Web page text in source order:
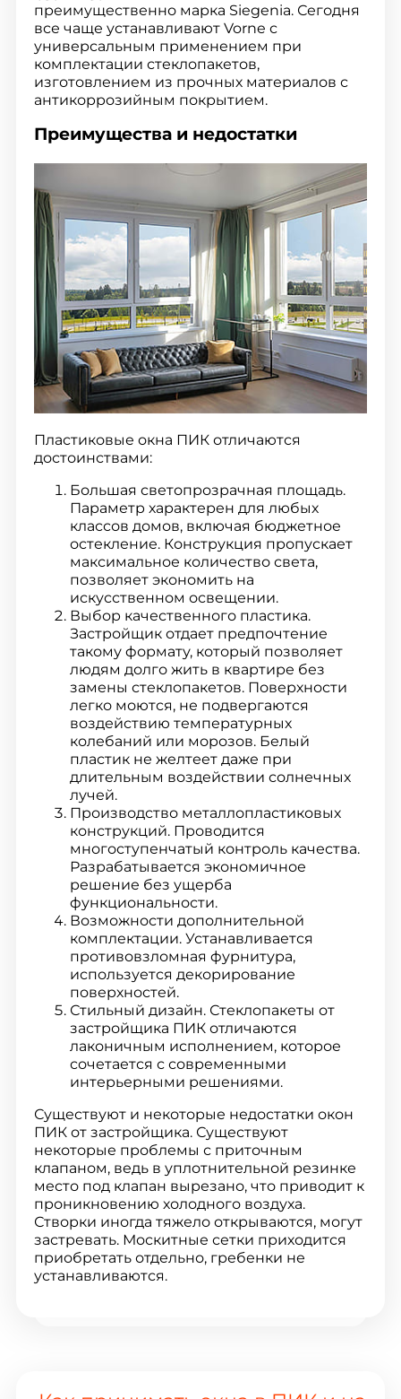
преимущественно марка Siegenia. Сегодня
все чаще устанавливают Vorne с
универсальным применением при
комплектации стеклопакетов,
изготовлением из прочных материалов с
антикоррозийным покрытием.
Преимущества и недостатки
Пластиковые окна ПИК отличаются
достоинствами:
Большая светопрозрачная площадь.
Параметр характерен для любых
классов домов, включая бюджетное
остекление. Конструкция пропускает
максимальное количество света,
позволяет экономить на
искусственном освещении.
Выбор качественного пластика.
Застройщик отдает предпочтение
такому формату, который позволяет
людям долго жить в квартире без
замены стеклопакетов. Поверхности
легко моются, не подвергаются
воздействию температурных
колебаний или морозов. Белый
пластик не желтеет даже при
длительным воздействии солнечных
лучей.
Производство металлопластиковых
конструкций. Проводится
многоступенчатый контроль качества.
Разрабатывается экономичное
решение без ущерба
функциональности.
Возможности дополнительной
комплектации. Устанавливается
противовзломная фурнитура,
используется декорирование
поверхностей.
Стильный дизайн. Стеклопакеты от
застройщика ПИК отличаются
лаконичным исполнением, которое
сочетается с современными
интерьерными решениями.
Существуют и некоторые недостатки окон
ПИК от застройщика. Существуют
некоторые проблемы с приточным
клапаном, ведь в уплотнительной резинке
место под клапан вырезано, что приводит к
проникновению холодного воздуха.
Створки иногда тяжело открываются, могут
застревать. Москитные сетки приходится
приобретать отдельно, гребенки не
устанавливаются.